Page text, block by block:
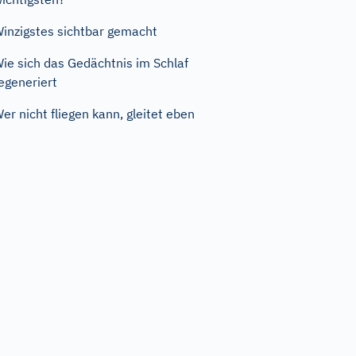
sichtbar gemacht
sich das Gedächtnis im Schlaf
nicht fliegen kann, gleitet eben